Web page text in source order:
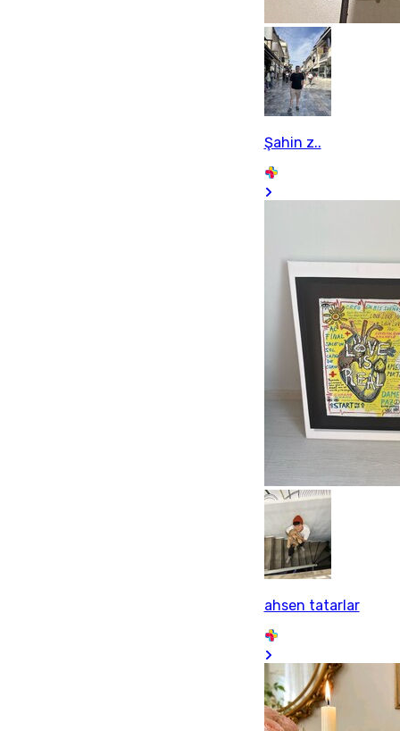
Şahin z..
ahsen tatarlar